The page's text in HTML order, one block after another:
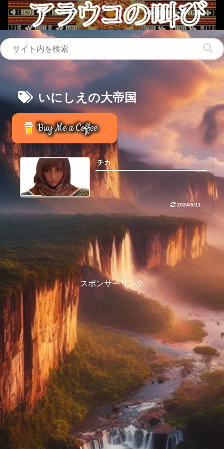
いにしえの大帝国
Buy Me a Coffee
チカ
2024/5/11
スポンサーリンク